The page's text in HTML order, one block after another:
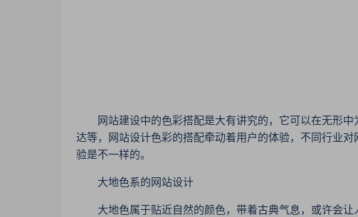
网站建设中的色彩搭配是大有讲究的，它可以在无形中
达等，网站设计色彩的搭配牵动着用户的体验，不同行业
验是不一样的。
大地色系的网站设计
大地色属于贴近自然的颜色，带着古典气息，或许会让